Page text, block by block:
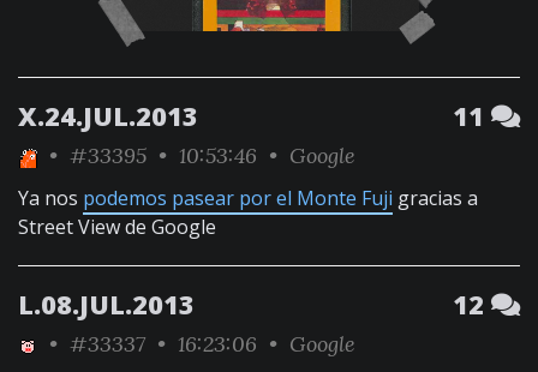
X.24.JUL.2013 11
• #33395 • 10:53:46 • Google
Ya nos podemos pasear por el Monte Fuji gracias a
Street View de Google
L.08.JUL.2013 12
• #33337 • 16:23:06 • Google